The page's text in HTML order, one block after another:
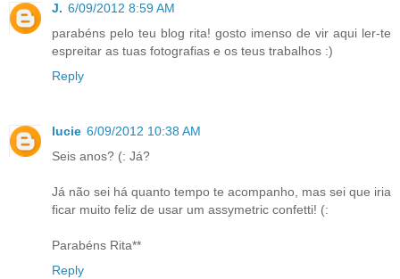
J. 6/09/2012 8:59 AM
parabéns pelo teu blog rita! gosto imenso de vir aqui ler-te
espreitar as tuas fotografias e os teus trabalhos :)
Reply
lucie 6/09/2012 10:38 AM
Seis anos? (: Já?
Já não sei há quanto tempo te acompanho, mas sei que iria
ficar muito feliz de usar um assymetric confetti! (:
Parabéns Rita**
Reply